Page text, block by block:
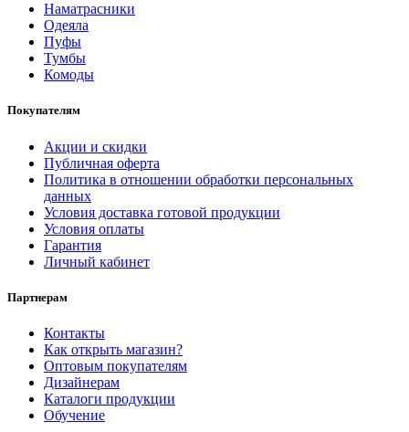
Наматрасники
Одеяла
Пуфы
Тумбы
Комоды
Покупателям
Акции и скидки
Публичная оферта
Политика в отношении обработки персональных
данных
Условия доставка готовой продукции
Условия оплаты
Гарантия
Личный кабинет
Партнерам
Контакты
Как открыть магазин?
Оптовым покупателям
Дизайнерам
Каталоги продукции
Обучение